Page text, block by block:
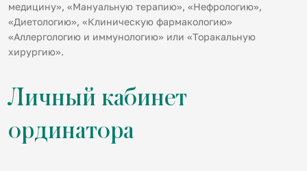
медицину», «Мануальную терапию», «Нефрологию»,
«Диетологию», «Клиническую фармакологию»
«Аллергологию и иммунологию» или «Торакальную
хирургию».
Личный кабинет
ординатора